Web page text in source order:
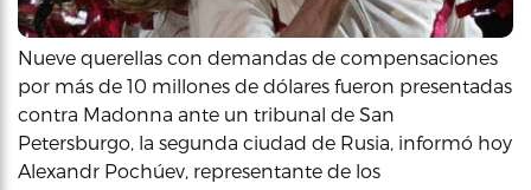
Nueve querellas con demandas de compensaciones
por más de 10 millones de dólares fueron presentadas
contra Madonna ante un tribunal de San
Petersburgo, la segunda ciudad de Rusia, informó hoy
Alexandr Pochúev, representante de los